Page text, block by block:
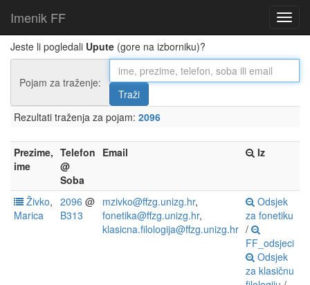
Imenik FF
Jeste li pogledali Upute (gore na izborniku)?
Pojam za traženje:
Rezultati traženja za pojam: 2096
Prezime,
ime
Telefon
@
Soba
Email Iz
Živko,
Marica
2096 @
B313
mzivko@ffzg.unizg.hr,
fonetika@ffzg.unizg.hr,
klasicna.filologija@ffzg.unizg.hr
Odsjek
za fonetiku
/
FF_odsjeci
Odsjek
za klasičnu